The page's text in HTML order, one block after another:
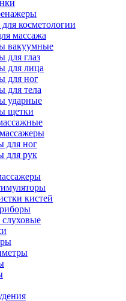
косметологии
массажа
вакуумные
для глаз
для лица
для ног
для тела
ударные
щетки
для ног
для рук
кистей